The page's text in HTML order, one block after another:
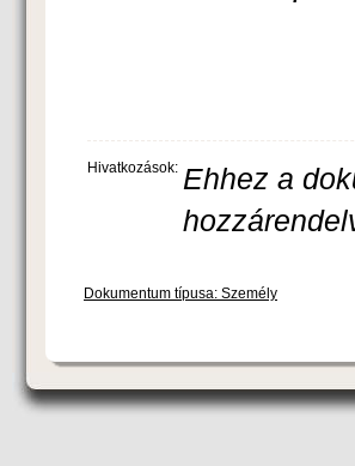
Hivatkozások: Ehhez a
Dokumentum típusa: Személy